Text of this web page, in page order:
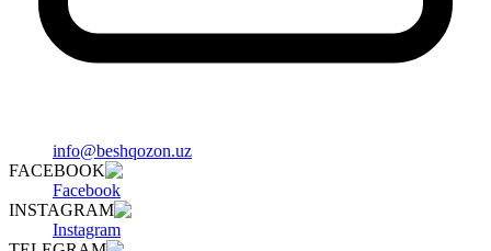
info@beshqozon.uz
FACEBOOK
Facebook
INSTAGRAM
Instagram